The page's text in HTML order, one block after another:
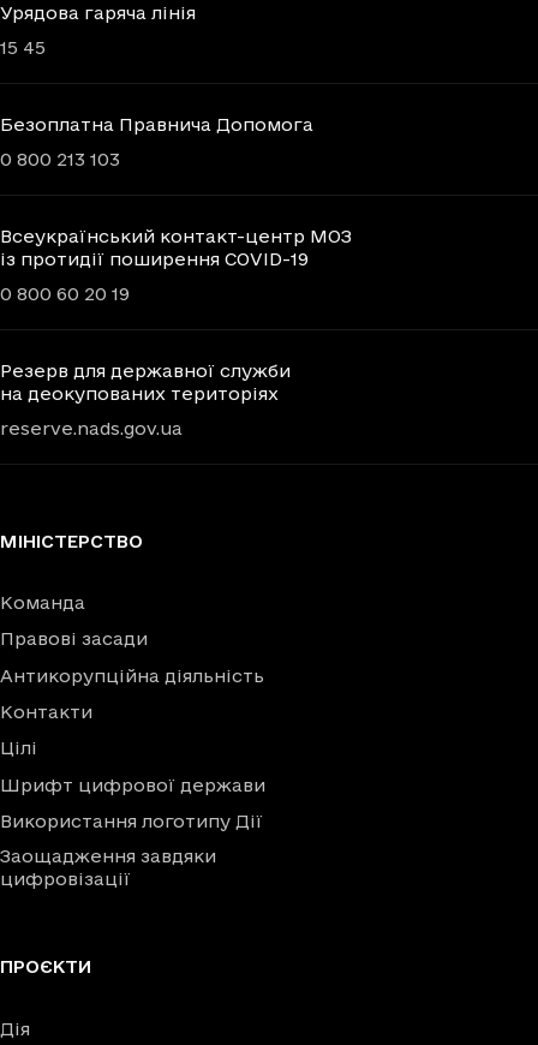
Урядова гаряча лінія
15 45
Безоплатна Правнича Допомога
0 800 213 103
Всеукраїнський контакт-центр МОЗ
із протидії поширення COVID-19
0 800 60 20 19
Резерв для державної служби
на деокупованих територіях
reserve.nads.gov.ua
МІНІСТЕРСТВО
Команда
Правові засади
Антикорупційна діяльність
Контакти
Цілі
Шрифт цифрової держави
Використання логотипу Дії
Заощадження завдяки
цифровізації
ПРОЄКТИ
Дія